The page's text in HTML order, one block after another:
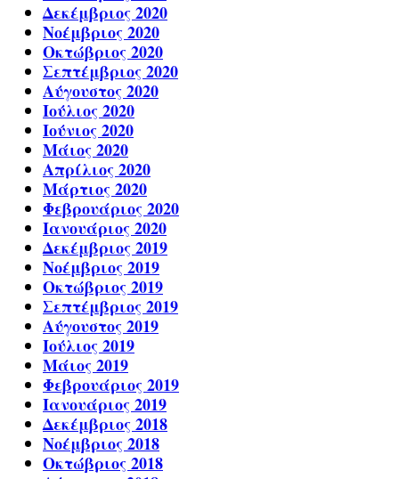
Δεκέμβριος 2020
Νοέμβριος 2020
Οκτώβριος 2020
Σεπτέμβριος 2020
Αύγουστος 2020
Ιούλιος 2020
Ιούνιος 2020
Μάιος 2020
Απρίλιος 2020
Μάρτιος 2020
Φεβρουάριος 2020
Ιανουάριος 2020
Δεκέμβριος 2019
Νοέμβριος 2019
Οκτώβριος 2019
Σεπτέμβριος 2019
Αύγουστος 2019
Ιούλιος 2019
Μάιος 2019
Φεβρουάριος 2019
Ιανουάριος 2019
Δεκέμβριος 2018
Νοέμβριος 2018
Οκτώβριος 2018